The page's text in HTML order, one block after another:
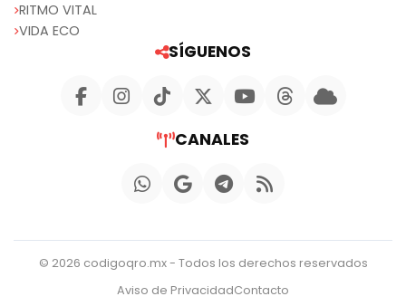
RITMO VITAL
VIDA ECO
SÍGUENOS
CANALES
© 2026 codigoqro.mx - Todos los derechos reservados
Aviso de PrivacidadContacto